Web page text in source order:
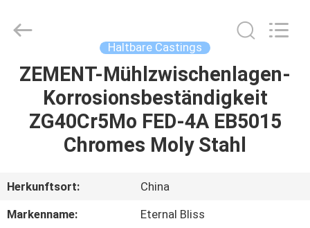
HAUS
PRODUKTE
ÜBER
Forging
Co.,LTD..
Reserved.
Haltbare Castings
ZEMENT-Mühlzwischenlagen-
Korrosionsbeständigkeit
ZG40Cr5Mo FED-4A EB5015
Chromes Moly Stahl
Herkunftsort:
China
Markenname:
Eternal Bliss